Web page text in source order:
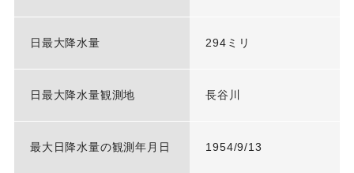
日最大降水量 294ミリ
日最大降水量観測地 長谷川
最大日降水量の観測年月日 1954/9/13